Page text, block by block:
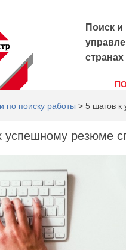
Поиск
по поиску работы > 5 шагов к
успешному резюме